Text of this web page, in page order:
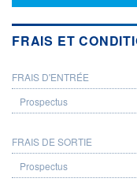
FRAIS ET
PROSPECTUS
FRAIS D'ENTRÉE
FRAIS DE SORTIE